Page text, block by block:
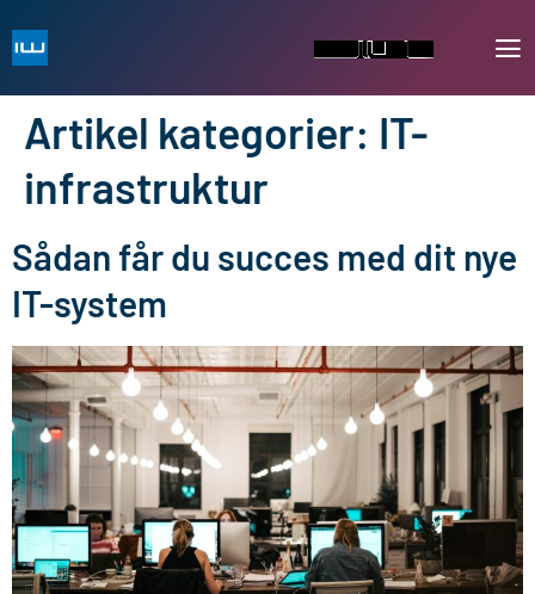
Artikel kategorier: IT-
infrastruktur
Sådan får du succes med dit nye
IT-system